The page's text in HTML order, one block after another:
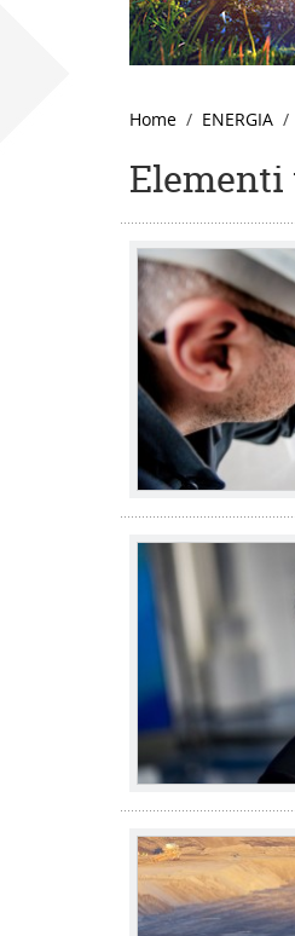
Home ENERGIA
Elementi